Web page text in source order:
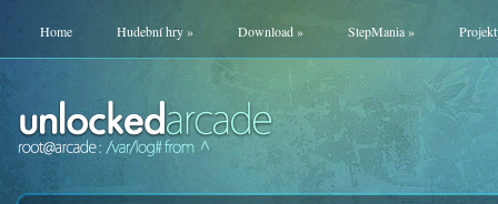
Home Hudební hry» Download» StepMania»